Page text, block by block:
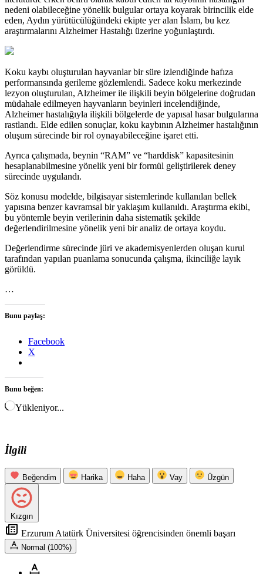
nedeni olabileceğine yönelik bulgular ortaya koyarak birincilik elde
eden, Aydın yürütücülüğündeki ekipte yer alan İslam, bu kez
araştırmalarını Alzheimer Hastalığı üzerine yoğunlaştırdı.
Koku kaybı oluşturulan hayvanlar bir süre izlendiğinde hafıza
performansında gerileme gözlemlendi. Sadece koku merkezinde
lezyon oluşturulan, Alzheimer ile ilişkili beyin bölgelerine doğrudan
müdahale edilmeyen hayvanların beyinleri incelendiğinde,
Alzheimer hastalığıyla ilişkili bölgelerde de yapısal hasar bulgularına
rastlandı. Elde edilen sonuçlar, koku kaybının Alzheimer hastalığının
oluşum sürecinde bir rol oynayabileceğine işaret etti.
Ayrıca çalışmada, beynin “RAM” ve “harddisk” kapasitesinin
hesaplanabilmesine yönelik yeni bir formül geliştirilerek deney
sürecinde uygulandı.
Söz konusu modelde, bilgisayar sistemlerinde kullanılan bellek
yapısına benzer kavramsal bir yaklaşım kullanıldı. Araştırma ekibi,
bu yöntemle beyin verilerinin daha sistematik şekilde
değerlendirilmesine yönelik yeni bir analiz de ortaya koydu.
Değerlendirme sürecinde jüri ve akademisyenlerden oluşan kurul
tarafından yapılan puanlama sonucunda çalışma, ikinciliğe layık
görüldü.
…
Bunu paylaş:
Facebook
X
Bunu beğen:
Yükleniyor...
İlgili
Beğendim Harika Haha Vay Üzgün
Kızgın
Erzurum Atatürk Üniversitesi öğrencisinden önemli başarı
Normal (100%)